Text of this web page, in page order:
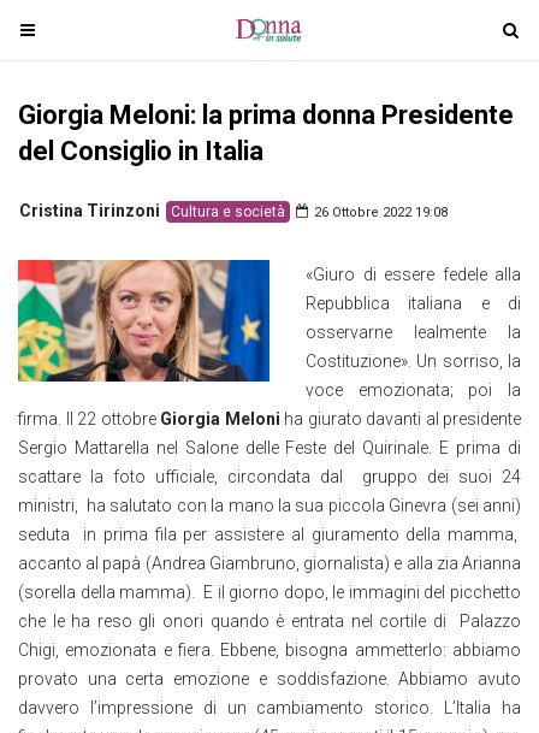
T
o
g
l
n
v
g
a
t
T
o
g
Giorgia Meloni: la prima donna Presidente
del Consiglio in Italia
Cristina Tirinzoni Cultura e società 26 Ottobre 2022 19:08
«Giuro di essere fedele alla
Repubblica italiana e di
osservarne lealmente la
Costituzione». Un sorriso, la
voce emozionata; poi la
firma. Il 22 ottobre Giorgia Meloni ha giurato davanti al presidente
Sergio Mattarella nel Salone delle Feste del Quirinale. E prima di
scattare la foto ufficiale, circondata dal gruppo dei suoi 24
ministri, ha salutato con la mano la sua piccola Ginevra (sei anni)
seduta in prima fila per assistere al giuramento della mamma,
accanto al papà (Andrea Giambruno, giornalista) e alla zia Arianna
(sorella della mamma). E il giorno dopo, le immagini del picchetto
che le ha reso gli onori quando è entrata nel cortile di Palazzo
Chigi, emozionata e fiera. Ebbene, bisogna ammetterlo: abbiamo
provato una certa emozione e soddisfazione. Abbiamo avuto
davvero l’impressione di un cambiamento storico. L’Italia ha